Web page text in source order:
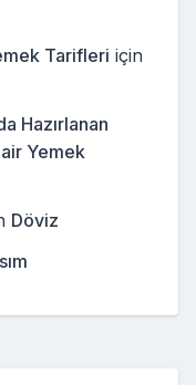
Tarifleri için
Hazırlanan
Yemek
Döviz